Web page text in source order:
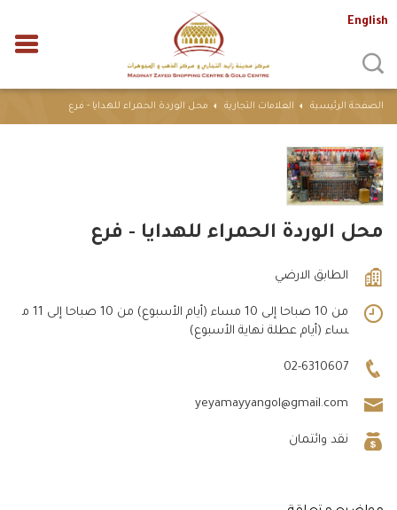
English
الصفحة الرئيسية العلامات التجارية محل الوردة الحمراء للهدايا - فرع
محل الوردة الحمراء للهدايا - فرع
الطابق الارضي
من 10 صباحا إلى 10 مساء (أيام الأسبوع) من 10 صباحا إلى 11 م
ساء (أيام عطلة نهاية الأسبوع)
02-6310607
yeyamayyangol@gmail.com
نقد وائتمان